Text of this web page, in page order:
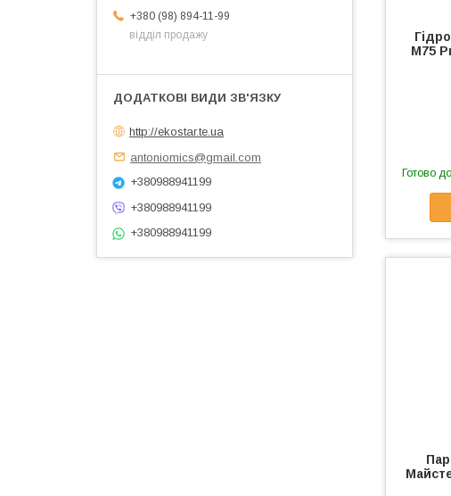
M75
Готово
+380 (98) 894-11-99
відділ продажу
http://ekostar.te.ua
antoniomics@gmail.com
+380988941199
+380988941199
+380988941199